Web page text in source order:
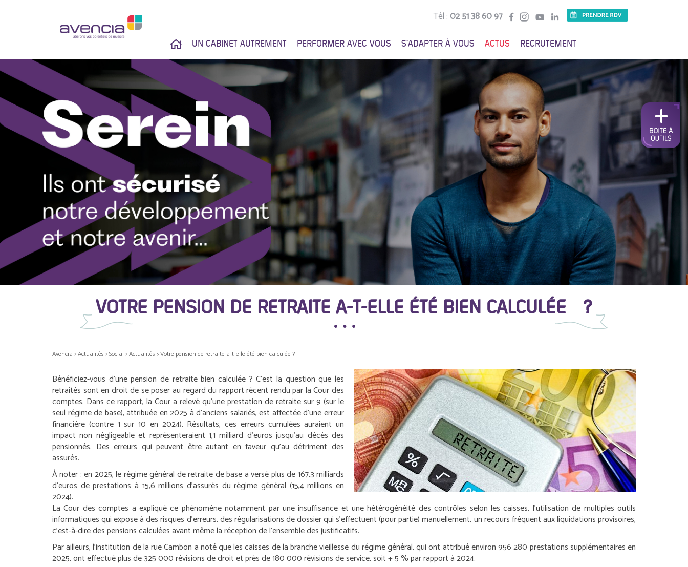
Tél :02 51 38 60 97
UN CABINET AUTREMENT PERFORMER AVEC VOUS S'ADAPTER À VOUS ACTUS RECRUTEMENT
VOTRE PENSION DE RETRAITE A-T-ELLE ÉTÉ BIEN CALCULÉE ?
Avencia >Actualités >Social >Actualités >Votre pension de retraite a-t-elle été bien calculée ?
Bénéficiez-vous d’une pension de retraite bien calculée ? C’est la question que les
retraités sont en droit de se poser au regard du rapport récent rendu par la Cour des
comptes. Dans ce rapport, la Cour a relevé qu’une prestation de retraite sur 9 (sur le
seul régime de base), attribuée en 2025 à d’anciens salariés, est affectée d’une erreur
financière (contre 1 sur 10 en 2024). Résultats, ces erreurs cumulées auraient un
impact non négligeable et représenteraient 1,1 milliard d’euros jusqu’au décès des
pensionnés. Des erreurs qui peuvent être autant en faveur qu’au détriment des
assurés.
À noter :en 2025, le régime général de retraite de base a versé plus de 167,3 milliards
d’euros de prestations à 15,6 millions d’assurés du régime général (15,4 millions en
2024).
La Cour des comptes a expliqué ce phénomène notamment par une insuffisance et une hétérogénéité des contrôles selon les caisses, l’utilisation de multiples outils
informatiques qui expose à des risques d’erreurs, des régularisations de dossier qui s’effectuent (pour partie) manuellement, un recours fréquent aux liquidations provisoires,
c’est-à-dire des pensions calculées avant même la réception de l’ensemble des justificatifs.
Par ailleurs, l’institution de la rue Cambon a noté que les caisses de la branche vieillesse du régime général, qui ont attribué environ 956 280 prestations supplémentaires en
2025, ont effectué plus de 325 000 révisions de droit et près de 180 000 révisions de service, soit + 5 % par rapport à 2024.